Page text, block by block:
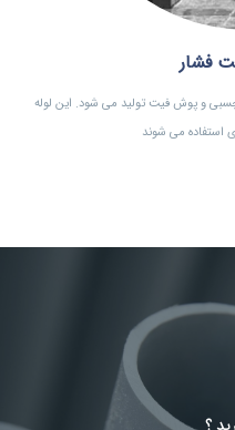
فشار
چسبی و پوش فیت تولید می شود. این لوله